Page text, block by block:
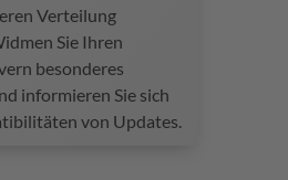
Verteilung
Sie Ihren
besonderes
informieren Sie sich
von Updates.